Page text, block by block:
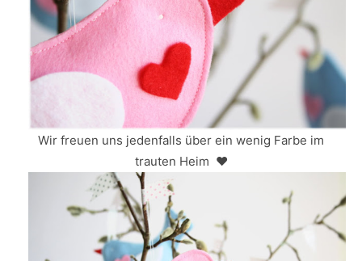
Wir freuen uns jedenfalls über ein wenig Farbe im
trauten Heim ♥